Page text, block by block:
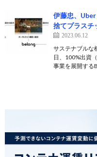
伊藤忠、
捨てプラスチ
2023.06.12
サステナブルな
日、100%出資
事業を展開する